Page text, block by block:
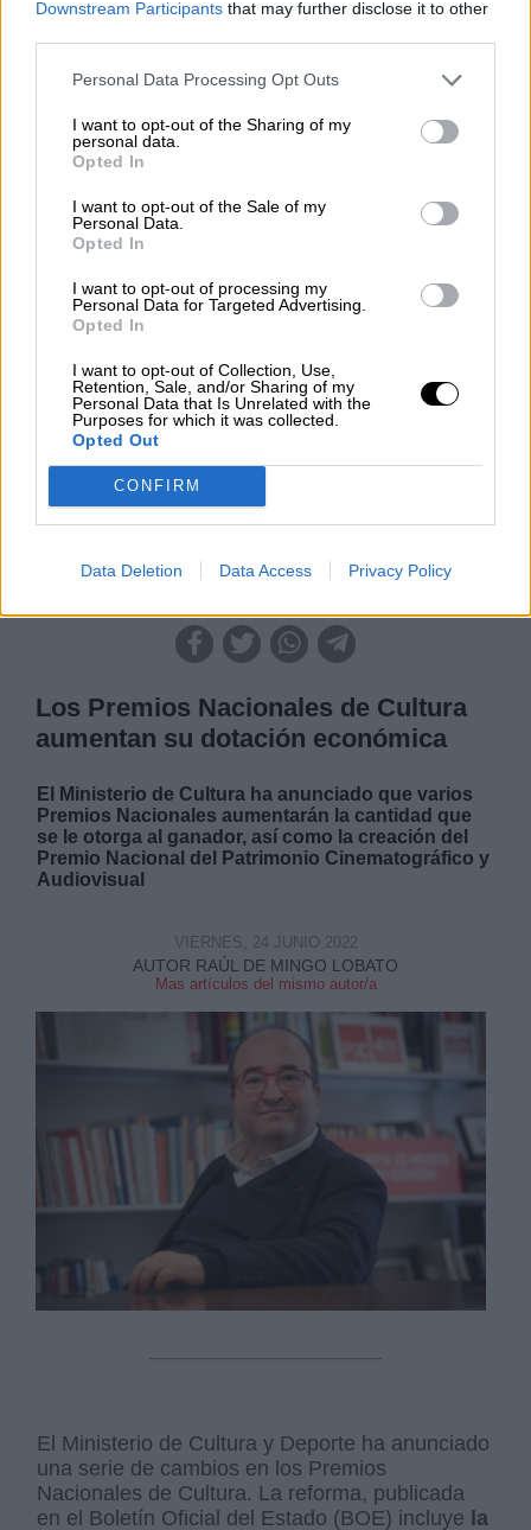
Downstream Participants that may further disclose it to other
Personal Data Processing Opt Outs
I want to opt-out of the Sharing of my
personal data.
Opted In
I want to opt-out of the Sale of my
Personal Data.
Opted In
I want to opt-out of processing my
Personal Data for Targeted Advertising.
Opted In
I want to opt-out of Collection, Use,
Retention, Sale, and/or Sharing of my
Personal Data that Is Unrelated with the
Purposes for which it was collected.
Opted Out
CONFIRM
Data Deletion Data Access Privacy Policy
El Conflicto de Oriente Medio:
Por Álvaro Frutos Rosado y Gabinete
Por Carlos Miranda
mi pesadilla
Por María Pérez Herrero
NOTICIAS MAS VISTAS
LABERINTO ESPAÑOL LABERINTO ESPAÑOL | ARTE |
Los Premios Nacionales de Cultura
aumentan su dotación económica
El Ministerio de Cultura ha anunciado que varios
Premios Nacionales aumentarán la cantidad que
se le otorga al ganador, así como la creación del
Premio Nacional del Patrimonio Cinematográfico y
Audiovisual
AUTOR RAÚL DE MINGO LOBATO
Mas artículos del mismo autor/a
VIERNES, 24 JUNIO 2022
El Ministerio de Cultura y Deporte ha anunciado
una serie de cambios en los Premios
Nacionales de Cultura. La reforma, publicada
en el Boletín Oficial del Estado (BOE) incluye la